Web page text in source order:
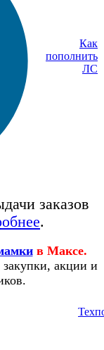
Как
пополнить
ЛС
заказов
.
в Максе.
акции и